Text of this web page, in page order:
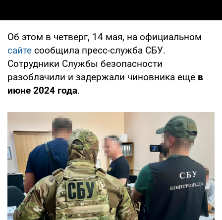
Об этом в четверг, 14 мая, на официальном
сайте сообщила пресс-служба СБУ.
Сотрудники Службы безопасности
разоблачили и задержали чиновника еще в
июне 2024 года.